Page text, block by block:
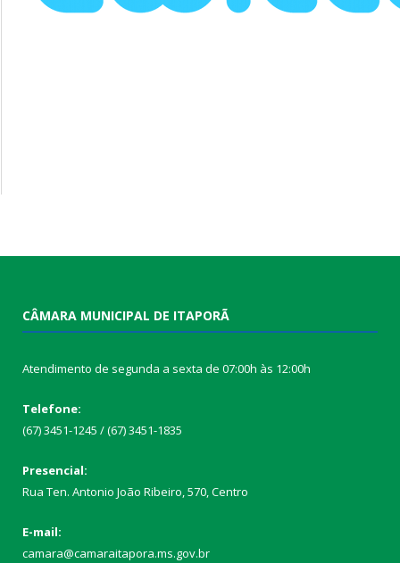
CÂMARA MUNICIPAL DE ITAPORÃ
Atendimento de segunda a sexta de 07:00h às 12:00h
Telefone:
(67) 3451-1245 / (67) 3451-1835
Presencial:
Rua Ten. Antonio João Ribeiro, 570, Centro
E-mail:
camara@camaraitapora.ms.gov.br